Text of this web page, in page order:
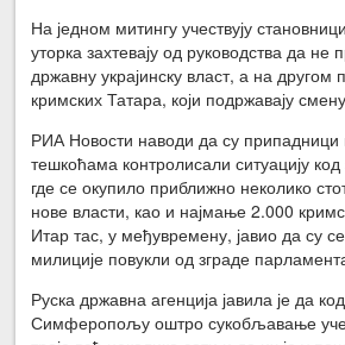
На једном митингу учествују
уторка захтевају од руководства да не
државну украјинску власт, а на другом
кримских Татара, који подржавају
РИА Новости наводи да су припадници
тешкоћама контролисали ситуацију
где се окупило приближно неколико
нове власти, као и најмање 2.000
Итар тас, у међувремену, јавио да су
милиције повукли од зграде
Руска државна агенција јавила је да
Симферопољу оштро сукобљавање